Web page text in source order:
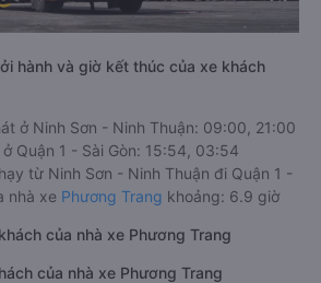
hành và giờ kết thúc của xe khách
ở Ninh Sơn - Ninh Thuận: 09:00, 21:00
ở Quận 1 - Sài Gòn: 15:54, 03:54
từ Ninh Sơn - Ninh Thuận đi Quận 1 -
nhà xe Phương Trang khoảng: 6.9 giờ
của nhà xe Phương Trang
của nhà xe Phương Trang